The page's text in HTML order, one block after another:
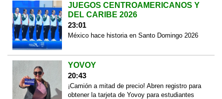
JUEGOS CENTROAMERICANOS Y
DEL CARIBE 2026
23:01
México hace historia en Santo Domingo 2026
YOVOY
20:43
¡Camión a mitad de precio! Abren registro para
obtener la tarjeta de Yovoy para estudiantes